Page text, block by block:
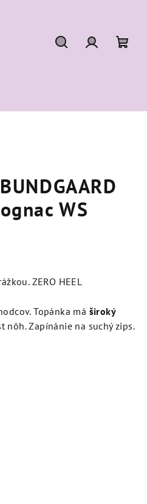
WS
ZERO HEEL
Topánka má široký
nôh.Zapínánie na suchý zips.